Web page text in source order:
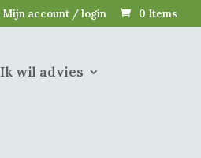
Mijn account / login 0 Items
Ik wil advies